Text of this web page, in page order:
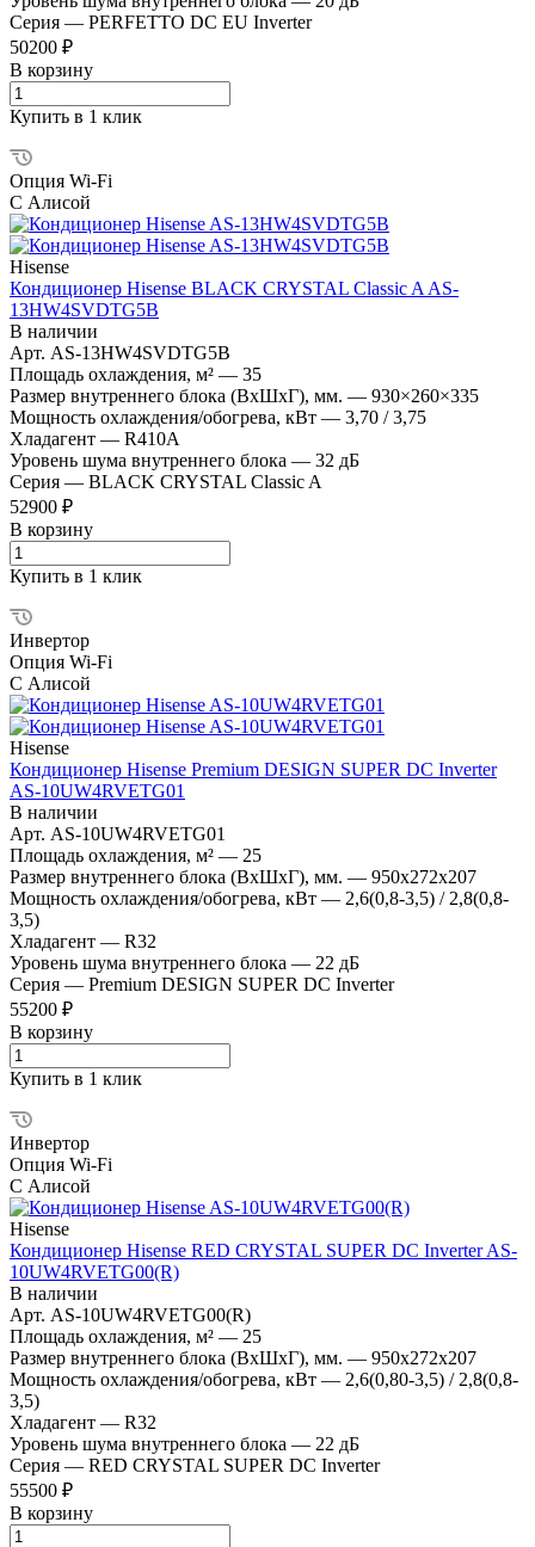
Серия — PERFETTO DC EU Inverter
50200 ₽
В корзину
Купить в 1 клик
Опция Wi-Fi
С Алисой
Hisense
Кондиционер Hisense BLACK CRYSTAL Classic A AS-
13HW4SVDTG5В
В наличии
Арт. AS-13HW4SVDTG5В
Площадь охлаждения, м² — 35
Размер внутреннего блока (ВхШхГ), мм. — 930×260×335
Мощность охлаждения/обогрева, кВт — 3,70 / 3,75
Хладагент — R410A
Уровень шума внутреннего блока — 32 дБ
Серия — BLACK CRYSTAL Classic A
52900 ₽
В корзину
Купить в 1 клик
Инвертор
Опция Wi-Fi
С Алисой
Hisense
Кондиционер Hisense Premium DESIGN SUPER DC Inverter
AS-10UW4RVETG01
В наличии
Арт. AS-10UW4RVETG01
Площадь охлаждения, м² — 25
Размер внутреннего блока (ВхШхГ), мм. — 950x272x207
Мощность охлаждения/обогрева, кВт — 2,6(0,8-3,5) / 2,8(0,8-
3,5)
Хладагент — R32
Уровень шума внутреннего блока — 22 дБ
Серия — Premium DESIGN SUPER DC Inverter
55200 ₽
В корзину
Купить в 1 клик
Инвертор
Опция Wi-Fi
С Алисой
Hisense
Кондиционер Hisense RED CRYSTAL SUPER DC Inverter AS-
10UW4RVETG00(R)
В наличии
Арт. AS-10UW4RVETG00(R)
Площадь охлаждения, м² — 25
Размер внутреннего блока (ВхШхГ), мм. — 950x272x207
Мощность охлаждения/обогрева, кВт — 2,6(0,80-3,5) / 2,8(0,8-
3,5)
Хладагент — R32
Уровень шума внутреннего блока — 22 дБ
Серия — RED CRYSTAL SUPER DC Inverter
55500 ₽
В корзину